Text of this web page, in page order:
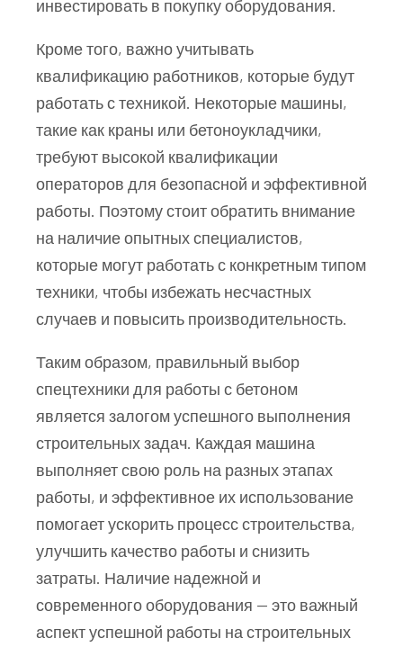
инвестировать в покупку оборудования.
Кроме того, важно учитывать
квалификацию работников, которые будут
работать с техникой. Некоторые машины,
такие как краны или бетоноукладчики,
требуют высокой квалификации
операторов для безопасной и эффективной
работы. Поэтому стоит обратить внимание
на наличие опытных специалистов,
которые могут работать с конкретным типом
техники, чтобы избежать несчастных
случаев и повысить производительность.
Таким образом, правильный выбор
спецтехники для работы с бетоном
является залогом успешного выполнения
строительных задач. Каждая машина
выполняет свою роль на разных этапах
работы, и эффективное их использование
помогает ускорить процесс строительства,
улучшить качество работы и снизить
затраты. Наличие надежной и
современного оборудования — это важный
аспект успешной работы на строительных